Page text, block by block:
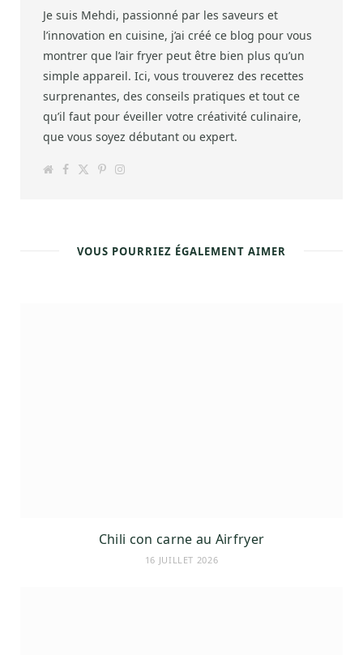
Je suis Mehdi, passionné par les saveurs et
l’innovation en cuisine, j’ai créé ce blog pour vous
montrer que l’air fryer peut être bien plus qu’un
simple appareil. Ici, vous trouverez des recettes
surprenantes, des conseils pratiques et tout ce
qu’il faut pour éveiller votre créativité culinaire,
que vous soyez débutant ou expert.
F
P
s
I
a
VOUS POURRIEZ ÉGALEMENT AIMER
Chili con carne au Airfryer
16 JUILLET 2026